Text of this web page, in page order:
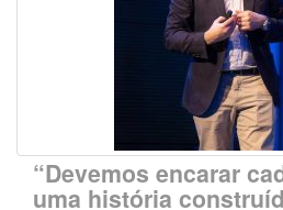
“Devemos encarar
uma história